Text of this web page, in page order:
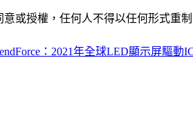
或授權，任何人不得以任何形式
：2021年全球LED顯示屏驅動